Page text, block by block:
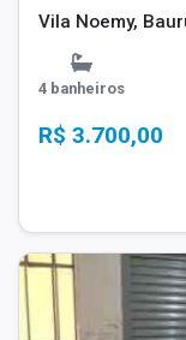
Vila Noemy,
4 banheiros
R$ 3.700,00